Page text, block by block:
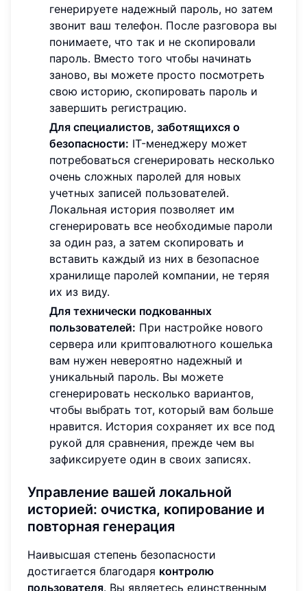
генерируете надежный пароль, но затем
звонит ваш телефон. После разговора вы
понимаете, что так и не скопировали
пароль. Вместо того чтобы начинать
заново, вы можете просто посмотреть
свою историю, скопировать пароль и
завершить регистрацию.
Для специалистов, заботящихся о
безопасности: IT-менеджеру может
потребоваться сгенерировать несколько
очень сложных паролей для новых
учетных записей пользователей.
Локальная история позволяет им
сгенерировать все необходимые пароли
за один раз, а затем скопировать и
вставить каждый из них в безопасное
хранилище паролей компании, не теряя
их из виду.
Для технически подкованных
пользователей: При настройке нового
сервера или криптовалютного кошелька
вам нужен невероятно надежный и
уникальный пароль. Вы можете
сгенерировать несколько вариантов,
чтобы выбрать тот, который вам больше
нравится. История сохраняет их все под
рукой для сравнения, прежде чем вы
зафиксируете один в своих записях.
Управление вашей локальной
историей: очистка, копирование и
повторная генерация
Наивысшая степень безопасности
достигается благодаря контролю
пользователя. Вы являетесь единственным